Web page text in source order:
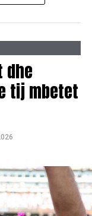
dhe
tij mbetet